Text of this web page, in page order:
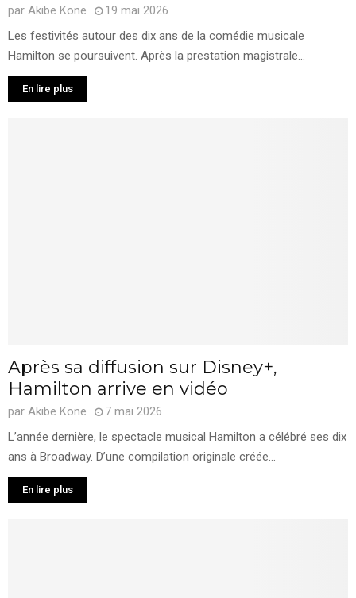
par Akibe Kone
19 mai 2026
Les festivités autour des dix ans de la comédie musicale
Hamilton se poursuivent. Après la prestation magistrale...
En lire plus
Après sa diffusion sur Disney+,
Hamilton arrive en vidéo
par Akibe Kone
7 mai 2026
L’année dernière, le spectacle musical Hamilton a célébré ses dix
ans à Broadway. D’une compilation originale créée...
En lire plus